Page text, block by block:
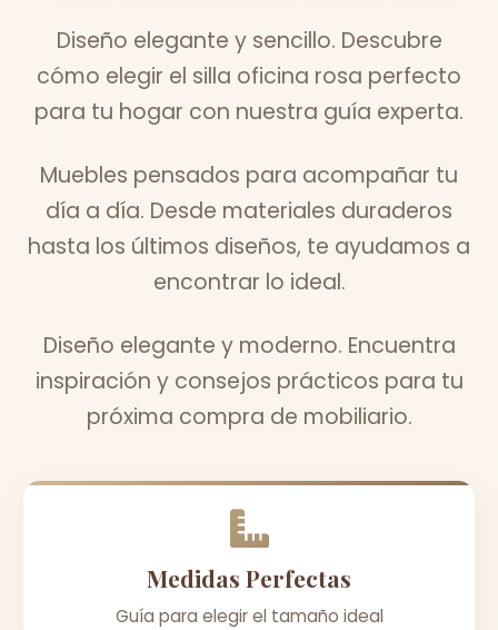
Diseño elegante y sencillo. Descubre
cómo elegir el silla oficina rosa perfecto
para tu hogar con nuestra guía experta.
Muebles pensados para acompañar tu
día a día. Desde materiales duraderos
hasta los últimos diseños, te ayudamos a
encontrar lo ideal.
Diseño elegante y moderno. Encuentra
inspiración y consejos prácticos para tu
próxima compra de mobiliario.
Medidas Perfectas
Guía para elegir el tamaño ideal